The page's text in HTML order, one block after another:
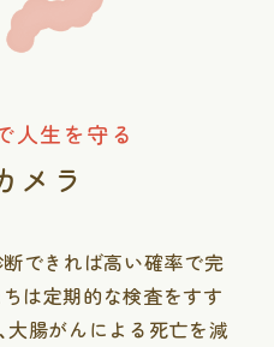
人生を守る
メラ
できれば高い確率で完
は定期的な検査をすす
大腸がんによる死亡を減